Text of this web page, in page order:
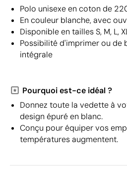
Polo unisexe en coton de
En couleur blanche, avec
Disponible en tailles S, M, L,
Possibilité d'imprimer ou de
intégrale
Pourquoi est-ce idéal ?
Donnez toute la vedette à
design épuré en blanc.
Conçu pour équiper vos
températures augmentent.